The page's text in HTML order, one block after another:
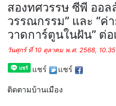
สองทศวรรษ ซีพี ออล
วรรณกรรม” และ “ค่
วาดการ์ตูนในฝัน” ต่
วันศุกร์ ที่ 10 ตุลาคม พ.ศ. 2568,
แชร์ แชร์
ติดตามบ้านเมือง